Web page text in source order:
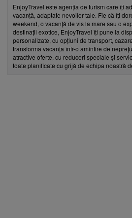
EnjoyTravel este agenția de turism care îți
vacanță, adaptate nevoilor tale. Fie că îți
weekend, o vacanță de vis la mare sau o
destinații exotice, EnjoyTravel îți pune la
personalizate, cu opțiuni de transport,
transforma vacanța într-o amintire de
atractive oferte, cu reduceri speciale și
toate planificate cu grijă de echipa noastră
Află primul cele mai noi oferte